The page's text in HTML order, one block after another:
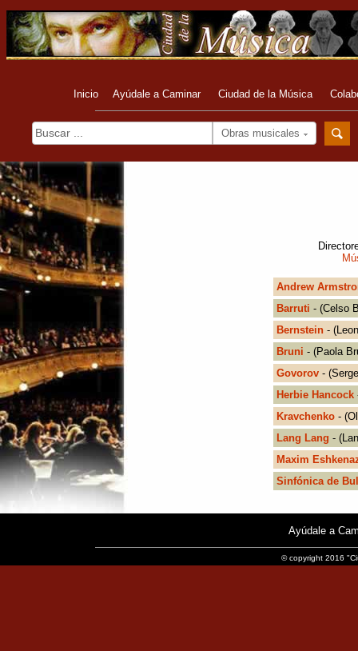
Inicio Ayúdale a Caminar Ciudad de la Música
Obras musicales
Andrew
Barruti - (Celso
Bernstein-
Bruni - (Paola
Govorov-
Herbie Hancock
Kravchenko-
Lang Lang -
Maxim
Sinfónica de
Ayúdale a
© copyright 2016